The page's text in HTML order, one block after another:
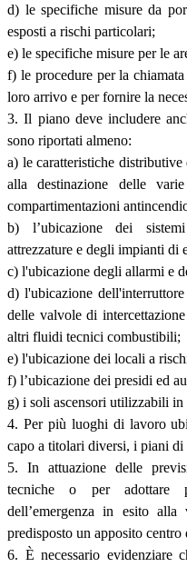
d) le specifiche misure da
esposti a rischi particolari;
e) le specifiche misure per le
f) le procedure per la
loro arrivo e per fornire la
3. Il piano deve includere
sono riportati almeno:
a) le caratteristiche
alla destinazione delle
compartimentazioni
b) l’ubicazione dei
attrezzature e degli impianti di
c) l'ubicazione degli allarmi e
d) l'ubicazione
delle valvole di
altri fluidi tecnici combustibili;
e) l'ubicazione dei locali a
f) l’ubicazione dei presidi ed
g) i soli ascensori utilizzabili in
4. Per più luoghi di lavoro
capo a titolari diversi, i piani di
5. In attuazione delle
tecniche o per adottare
dell’emergenza in esito alla
predisposto un apposito centro
6. È necessario evidenziare